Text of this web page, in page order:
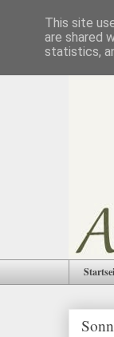
This site
are shared
statistics,